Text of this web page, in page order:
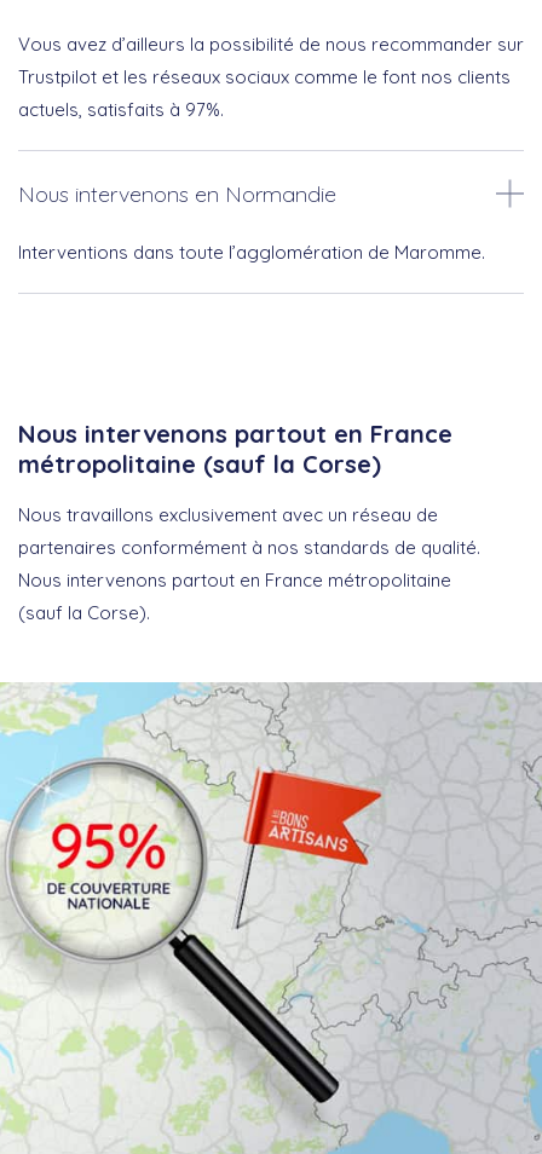
Vous avez d’ailleurs la possibilité de nous recommander sur
Trustpilot et les réseaux sociaux comme le font nos clients
actuels, satisfaits à 97%.
Nous intervenons en Normandie
Interventions dans toute l’agglomération de Maromme.
Nous intervenons partout en France
métropolitaine (sauf la Corse)
Nous travaillons exclusivement avec un réseau de
partenaires conformément à nos standards de qualité.
Nous intervenons partout en France métropolitaine
(sauf la Corse).